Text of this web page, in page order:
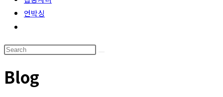
언박싱
search
Search
website
Blog